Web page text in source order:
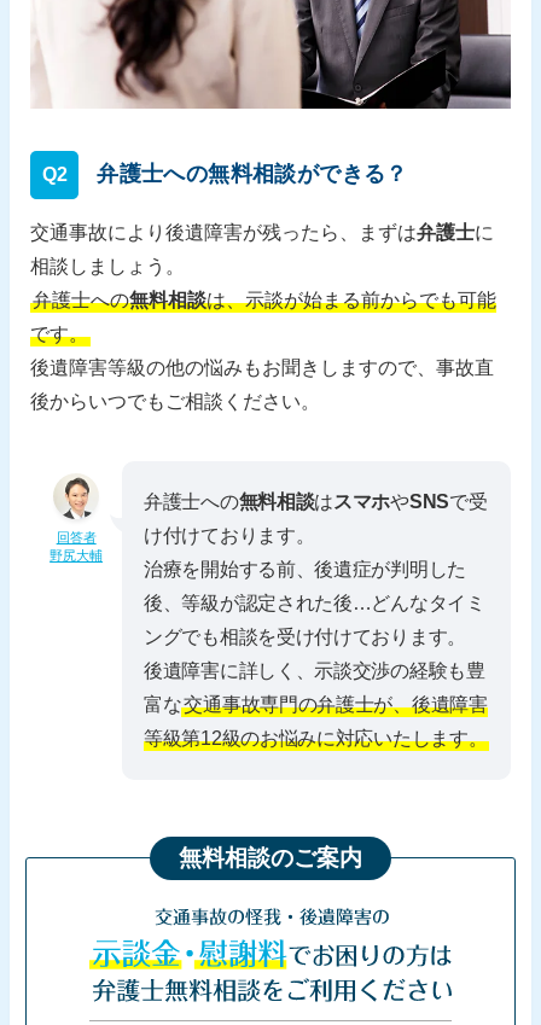
Q2 弁護士への無料相談ができる？
交通事故により後遺障害が残ったら、まずは弁護士に
相談しましょう。
弁護士への無料相談は、示談が始まる前からでも可能
です。
後遺障害等級の他の悩みもお聞きしますので、事故直
後からいつでもご相談ください。
回答者
野尻大輔
弁護士への無料相談はスマホやSNSで受
け付けております。
治療を開始する前、後遺症が判明した
後、等級が認定された後…どんなタイミ
ングでも相談を受け付けております。
後遺障害に詳しく、示談交渉の経験も豊
富な交通事故専門の弁護士が、後遺障害
等級第12級のお悩みに対応いたします。
無料相談のご案内
交通事故の怪我・後遺障害の
示談金・慰謝料でお困りの方は
弁護士無料相談をご利用ください